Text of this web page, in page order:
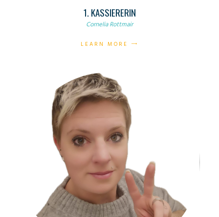
1. KASSIERERIN
Cornelia Rottmair
LEARN MORE